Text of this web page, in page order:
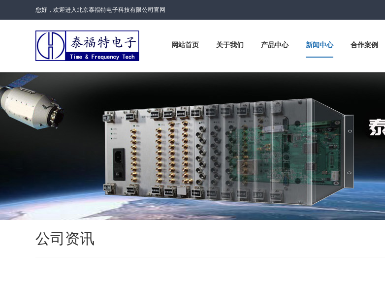
您好，欢迎进入北京泰福特电子科技有限公司官网
网站首页 关于我们 产品中心 新闻中心 合作案例
公司资讯